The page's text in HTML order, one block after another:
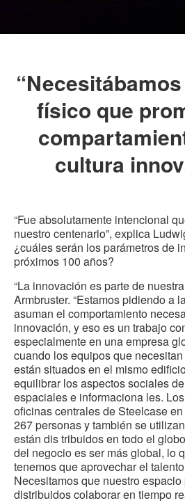
físico que
cultura
“Fue absolutamente intencional
nuestro centenario”, explica
¿cuáles serán los parámetros de
próximos 100 años?
“La innovación es parte de
Armbruster. “Estamos pidiendo a
asuman el comportamiento
innovación, y eso es un trabajo
especialmente en una empresa
cuando los equipos que
están situados en el mismo
equilibrar los aspectos sociales
espaciales e informaciona les.
oficinas centrales de Steelcase
267 personas y también se
están dis tribuidos en todo el
del negocio es ser más global, lo
tenemos que aprovechar el
Necesitamos que nuestro
distribuidos colaborar en tiempo